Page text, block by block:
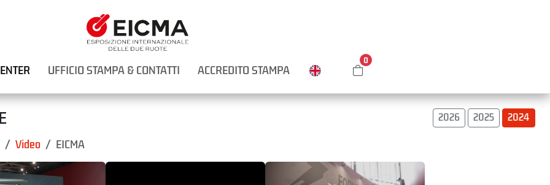
UFFICIO STAMPA & CONTATTI ACCREDITO STAMPA
0
2026 2025 2024
Video EICMA